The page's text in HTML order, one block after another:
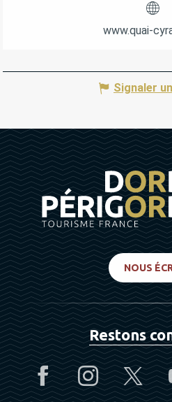
www.quai-
Signaler
NOUS
Restons